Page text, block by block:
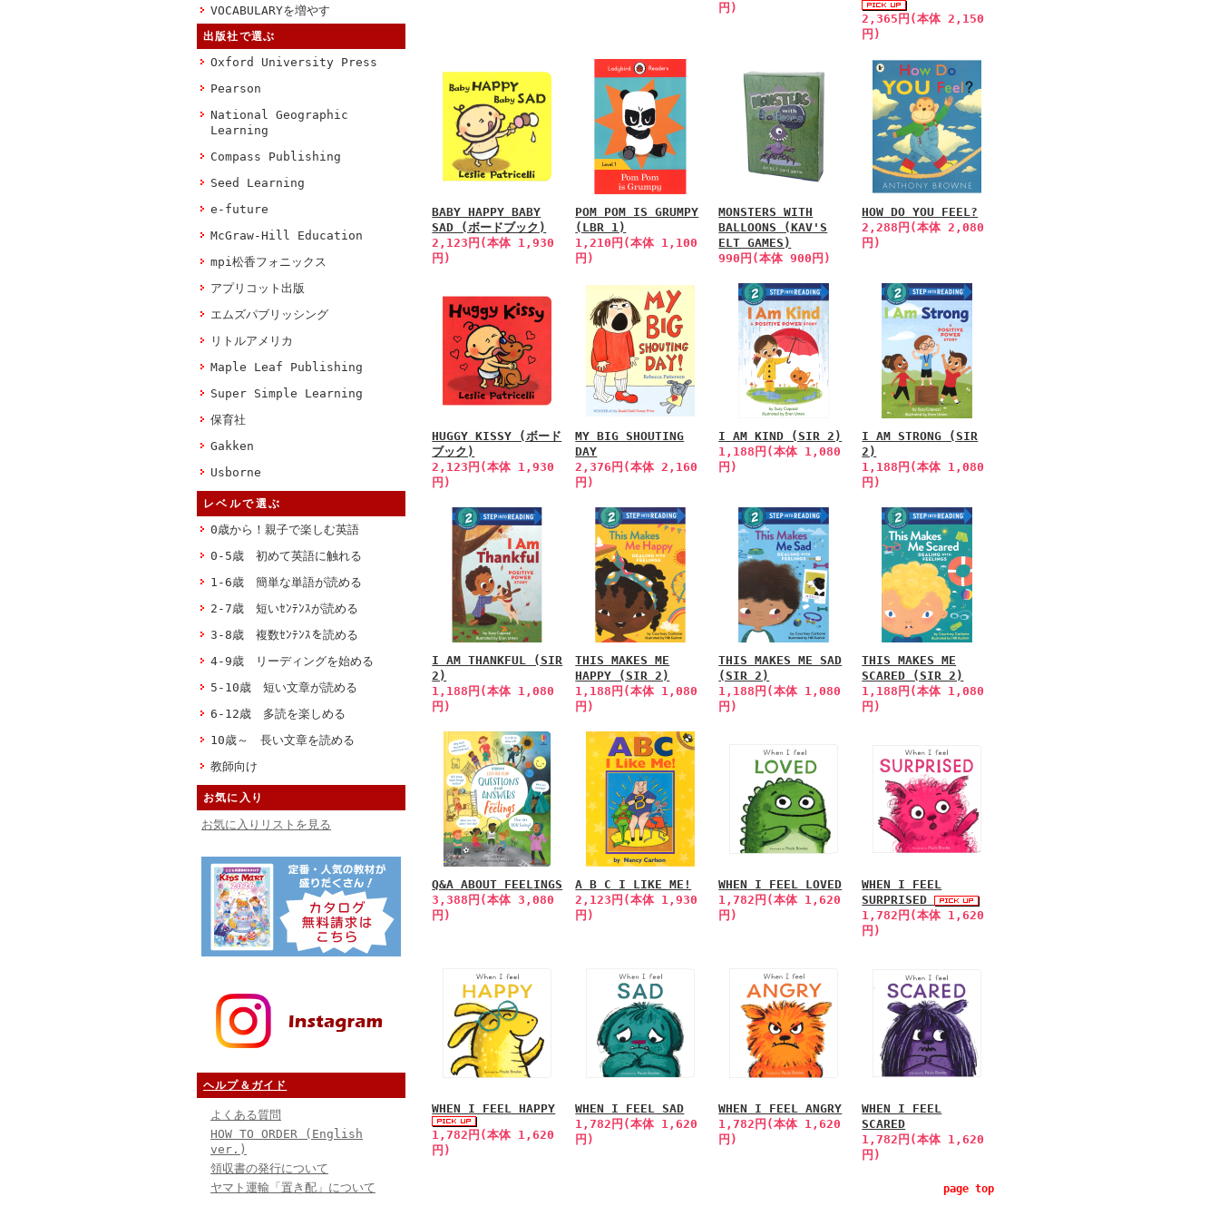
VOCABULARYを増やす
出版社で選ぶ
Oxford University Press
Pearson
National Geographic
Learning
Compass Publishing
Seed Learning
e-future
McGraw-Hill Education
mpi松香フォニックス
アプリコット出版
エムズパブリッシング
リトルアメリカ
Maple Leaf Publishing
Super Simple Learning
保育社
Gakken
Usborne
レベルで選ぶ
0歳から！親子で楽しむ英語
0-5歳 初めて英語に触れる
1-6歳 簡単な単語が読める
2-7歳 短いｾﾝﾃﾝｽが読める
3-8歳 複数ｾﾝﾃﾝｽを読める
4-9歳 リーディングを始める
5-10歳 短い文章が読める
6-12歳 多読を楽しめる
10歳～ 長い文章を読める
教師向け
お気に入り
お気に入りリストを見る
ヘルプ＆ガイド
よくある質問
HOW TO ORDER (English
ver.)
領収書の発行について
ヤマト運輸「置き配」について
円)
2,365円(本体 2,150
円)
BABY HAPPY BABY
SAD (ボードブック)
2,123円(本体 1,930
円)
POM POM IS GRUMPY
(LBR 1)
1,210円(本体 1,100
円)
MONSTERS WITH
BALLOONS (KAV'S
ELT GAMES)
990円(本体 900円)
HOW DO YOU FEEL?
2,288円(本体 2,080
円)
HUGGY KISSY (ボード
ブック)
2,123円(本体 1,930
円)
MY BIG SHOUTING
DAY
2,376円(本体 2,160
円)
I AM KIND (SIR 2)
1,188円(本体 1,080
円)
I AM STRONG (SIR
2)
1,188円(本体 1,080
円)
I AM THANKFUL (SIR
2)
1,188円(本体 1,080
円)
THIS MAKES ME
HAPPY (SIR 2)
1,188円(本体 1,080
円)
THIS MAKES ME SAD
(SIR 2)
1,188円(本体 1,080
円)
THIS MAKES ME
SCARED (SIR 2)
1,188円(本体 1,080
円)
Q&A ABOUT FEELINGS
3,388円(本体 3,080
円)
A B C I LIKE ME!
2,123円(本体 1,930
円)
WHEN I FEEL LOVED
1,782円(本体 1,620
円)
WHEN I FEEL
SURPRISED
1,782円(本体 1,620
円)
WHEN I FEEL HAPPY
1,782円(本体 1,620
円)
WHEN I FEEL SAD
1,782円(本体 1,620
円)
WHEN I FEEL ANGRY
1,782円(本体 1,620
円)
WHEN I FEEL
SCARED
1,782円(本体 1,620
円)
page top